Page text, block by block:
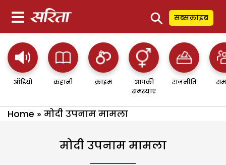
⚲ सब्सक्राइब
ऑडियो कहानी क्राइम
आपकी
समस्याएं
राजनीति
Home » मोदी उपनाम मामला
मोदी उपनाम मामला